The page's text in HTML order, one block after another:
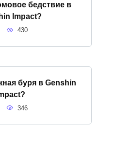
бедствие в
Impact?
430
буря в Genshin
346